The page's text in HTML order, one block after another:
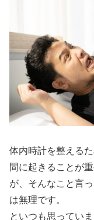
体内時計を整える
間に起きることが重
が、そんなこと言
は無理です。
といつも思っていま